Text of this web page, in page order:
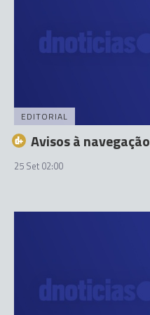
EDITORIAL
Avisos à navegação
25 Set 02:00